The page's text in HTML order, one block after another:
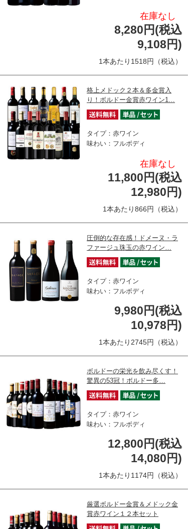
在庫なし
8,280円(税込
9,108円)
1本あたり1518円（税込）
格上メドック２本＆多金賞入
り！ボルドー金賞赤ワイン1…
タイプ：赤ワイン
味わい：フルボディ
在庫なし
11,800円(税込
12,980円)
1本あたり866円（税込）
圧倒的な存在感！ドメーヌ・ラ
ファージュ珠玉の赤ワイン…
タイプ：赤ワイン
味わい：フルボディ
9,980円(税込
10,978円)
1本あたり2745円（税込）
ボルドーの栄光を飲み尽くす！
驚異の53冠！ボルドー多…
タイプ：赤ワイン
味わい：フルボディ
12,800円(税込
14,080円)
1本あたり1174円（税込）
厳選ボルドー金賞＆メドック金
賞赤ワイン１２本セット